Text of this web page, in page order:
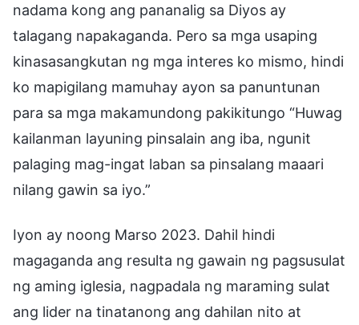
nadama kong ang pananalig sa Diyos ay
talagang napakaganda. Pero sa mga usaping
kinasasangkutan ng mga interes ko mismo, hindi
ko mapigilang mamuhay ayon sa panuntunan
para sa mga makamundong pakikitungo “Huwag
kailanman layuning pinsalain ang iba, ngunit
palaging mag-ingat laban sa pinsalang maaari
nilang gawin sa iyo.”
Iyon ay noong Marso 2023. Dahil hindi
magaganda ang resulta ng gawain ng pagsusulat
ng aming iglesia, nagpadala ng maraming sulat
ang lider na tinatanong ang dahilan nito at